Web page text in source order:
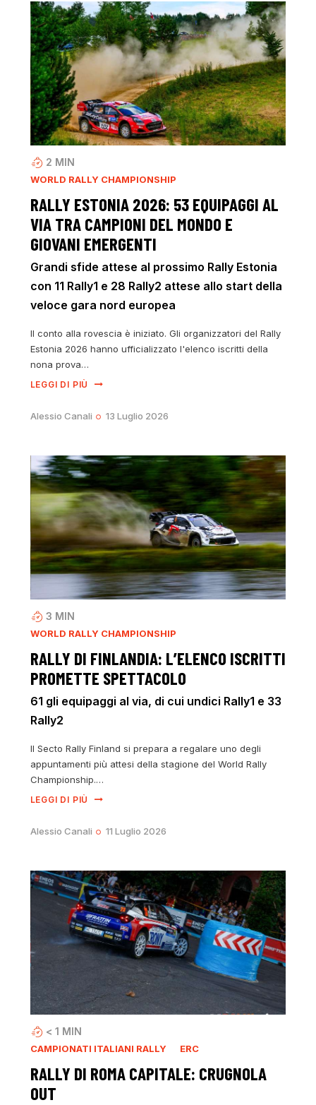
2 MIN
WORLD RALLY CHAMPIONSHIP
RALLY ESTONIA 2026: 53 EQUIPAGGI AL
VIA TRA CAMPIONI DEL MONDO E
GIOVANI EMERGENTI
Grandi sfide attese al prossimo Rally Estonia
con 11 Rally1 e 28 Rally2 attese allo start della
veloce gara nord europea
Il conto alla rovescia è iniziato. Gli organizzatori del Rally
Estonia 2026 hanno ufficializzato l'elenco iscritti della
nona prova…
LEGGI DI PIÙ
Alessio Canali 13 Luglio 2026
3 MIN
WORLD RALLY CHAMPIONSHIP
RALLY DI FINLANDIA: L’ELENCO ISCRITTI
PROMETTE SPETTACOLO
61 gli equipaggi al via, di cui undici Rally1 e 33
Rally2
Il Secto Rally Finland si prepara a regalare uno degli
appuntamenti più attesi della stagione del World Rally
Championship.…
LEGGI DI PIÙ
Alessio Canali 11 Luglio 2026
< 1 MIN
CAMPIONATI ITALIANI RALLY ERC
RALLY DI ROMA CAPITALE: CRUGNOLA
OUT